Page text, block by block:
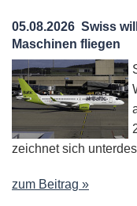
05.08.2026 Swiss
Maschinen fliegen
zeichnet sich
zum Beitrag »